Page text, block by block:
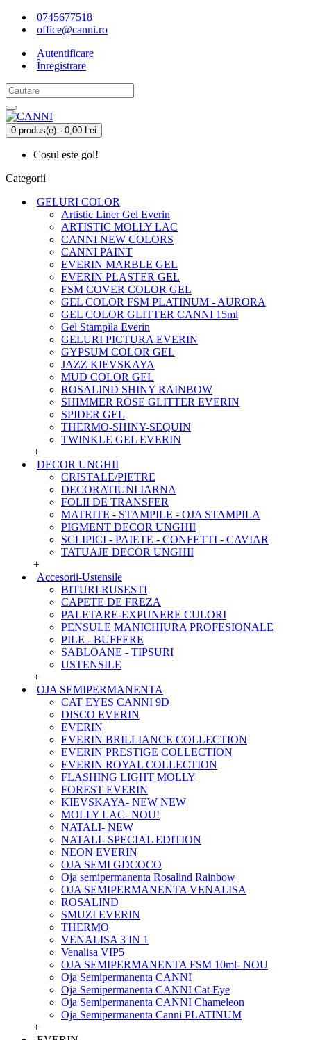
0745677518
office@canni.ro
Autentificare
Înregistrare
0 produs(e) - 0,00 Lei
Coșul este gol!
Categorii
GELURI COLOR
Artistic Liner Gel Everin
ARTISTIC MOLLY LAC
CANNI NEW COLORS
CANNI PAINT
EVERIN MARBLE GEL
EVERIN PLASTER GEL
FSM COVER COLOR GEL
GEL COLOR FSM PLATINUM - AURORA
GEL COLOR GLITTER CANNI 15ml
Gel Stampila Everin
GELURI PICTURA EVERIN
GYPSUM COLOR GEL
JAZZ KIEVSKAYA
MUD COLOR GEL
ROSALIND SHINY RAINBOW
SHIMMER ROSE GLITTER EVERIN
SPIDER GEL
THERMO-SHINY-SEQUIN
TWINKLE GEL EVERIN
+
DECOR UNGHII
CRISTALE/PIETRE
DECORATIUNI IARNA
FOLII DE TRANSFER
MATRITE - STAMPILE - OJA STAMPILA
PIGMENT DECOR UNGHII
SCLIPICI - PAIETE - CONFETTI - CAVIAR
TATUAJE DECOR UNGHII
+
Accesorii-Ustensile
BITURI RUSESTI
CAPETE DE FREZA
PALETARE-EXPUNERE CULORI
PENSULE MANICHIURA PROFESIONALE
PILE - BUFFERE
SABLOANE - TIPSURI
USTENSILE
+
OJA SEMIPERMANENTA
CAT EYES CANNI 9D
DISCO EVERIN
EVERIN
EVERIN BRILLIANCE COLLECTION
EVERIN PRESTIGE COLLECTION
EVERIN ROYAL COLLECTION
FLASHING LIGHT MOLLY
FOREST EVERIN
KIEVSKAYA- NEW NEW
MOLLY LAC- NOU!
NATALI- NEW
NATALI- SPECIAL EDITION
NEON EVERIN
OJA SEMI GDCOCO
Oja semipermanenta Rosalind Rainbow
OJA SEMIPERMANENTA VENALISA
ROSALIND
SMUZI EVERIN
THERMO
VENALISA 3 IN 1
Venalisa VIP5
OJA SEMIPERMANENTA FSM 10ml- NOU
Oja Semipermanenta CANNI
Oja Semipermanenta CANNI Cat Eye
Oja Semipermanenta CANNI Chameleon
Oja Semipermanenta Canni PLATINUM
+